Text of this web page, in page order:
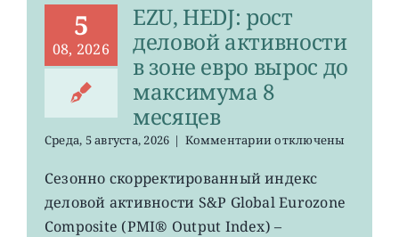
5
08, 2026
EZU, HEDJ: рост
деловой активности
в зоне евро вырос до
максимума 8
месяцев
Среда, 5 августа, 2026 | Комментариик
EZU,
HEDJ:
рост
деловой
отключены
Сезонно скорректированный индекс
деловой активности S&P Global Eurozone
Composite (PMI® Output Index) –